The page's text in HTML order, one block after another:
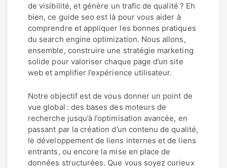
de visibilité, et génère un trafic de qualité ? Eh
bien, ce guide seo est là pour vous aider à
comprendre et appliquer les bonnes pratiques
du search engine optimization. Nous allons,
ensemble, construire une stratégie marketing
solide pour valoriser chaque page d’un site
web et amplifier l’expérience utilisateur.
Notre objectif est de vous donner un point de
vue global : des bases des moteurs de
recherche jusqu’à l’optimisation avancée, en
passant par la création d’un contenu de qualité,
le développement de liens internes et de liens
entrants, ou encore la mise en place de
données structurées. Que vous soyez curieux